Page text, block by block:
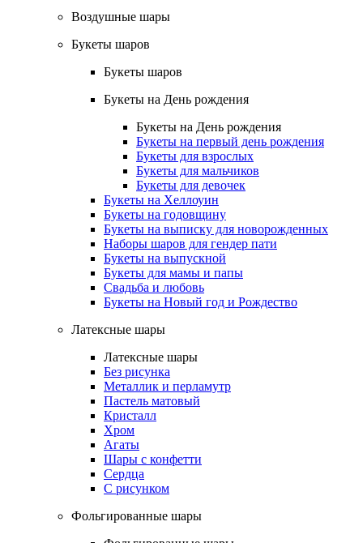
Воздушные шары
Букеты шаров
Букеты шаров
Букеты на День рождения
Букеты на День рождения
Букеты на первый день рождения
Букеты для взрослых
Букеты для мальчиков
Букеты для девочек
Букеты на Хеллоуин
Букеты на годовщину
Букеты на выписку для новорожденных
Наборы шаров для гендер пати
Букеты на выпускной
Букеты для мамы и папы
Свадьба и любовь
Букеты на Новый год и Рождество
Латексные шары
Латексные шары
Без рисунка
Металлик и перламутр
Пастель матовый
Кристалл
Хром
Агаты
Шары с конфетти
Сердца
С рисунком
Фольгированные шары